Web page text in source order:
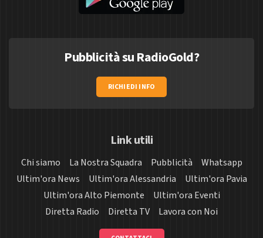
Pubblicità su RadioGold?
RICHIEDI INFO
Link utili
Chi siamo La Nostra Squadra Pubblicità
Whatsapp
Ultim'ora News
Ultim'ora Alessandria
Ultim'ora Pavia
Ultim'ora Alto Piemonte
Ultim'ora Eventi
Diretta Radio
Diretta TV Lavora con Noi